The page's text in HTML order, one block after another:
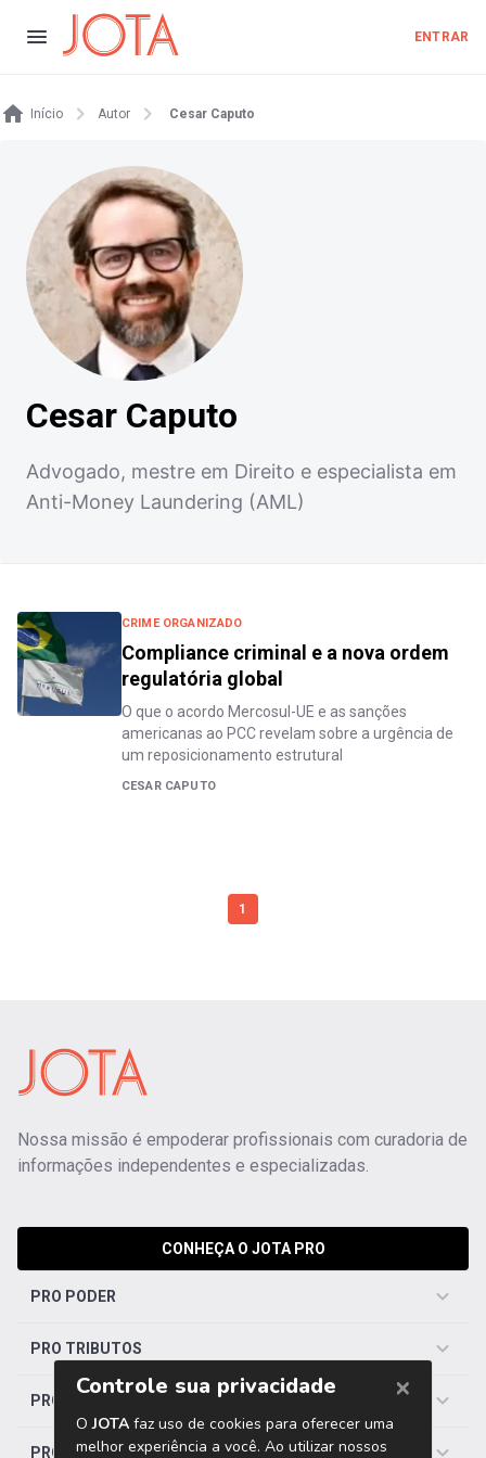
ENTRAR
Início Autor Cesar Caputo
Cesar Caputo
Advogado, mestre em Direito e especialista em
Anti-Money Laundering (AML)
CRIME ORGANIZADO
Compliance criminal e a nova ordem
regulatória global
O que o acordo Mercosul-UE e as sanções
americanas ao PCC revelam sobre a urgência de
um reposicionamento estrutural
CESAR CAPUTO
1
Nossa missão é empoderar profissionais com curadoria de
informações independentes e especializadas.
CONHEÇA O JOTA PRO
PRO PODER
PRO TRIBUTOS
PRO TRABALHISTA
PRO SAÚDE